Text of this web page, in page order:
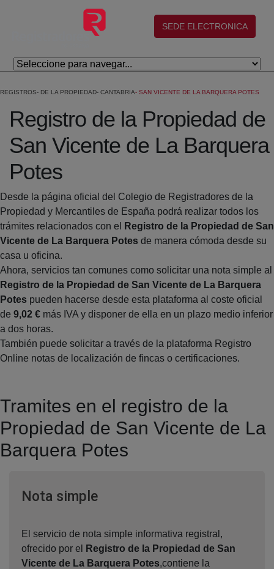
Salta al contingut principal
(abre en nueva ventana)
SEDE ELECTRONICA
REGISTROS DE LA PROPIEDAD CANTABRIA SAN VICENTE DE LA BARQUERA POTES
Registro de la Propiedad de
San Vicente de La Barquera
Potes
Desde la página oficial del Colegio de Registradores de la
Propiedad y Mercantiles de España podrá realizar todos los
trámites relacionados con el
Registro de la Propiedad de San
Vicente de La Barquera Potes de manera cómoda desde su
casa u oficina.
Ahora, servicios tan comunes como solicitar una nota simple al
Registro de la Propiedad de San Vicente de La Barquera
Potes pueden hacerse desde esta plataforma al coste oficial
de 9,02 € más IVA y disponer de ella en un plazo medio inferior
a dos horas.
También puede solicitar a través de la plataforma Registro
Online notas de localización de fincas o certificaciones.
Tramites en el registro de la
Propiedad de San Vicente de La
Barquera Potes
Nota simpleVentana nueva
El servicio de nota simple informativa registral,
ofrecido por el
Registro de la Propiedad de San
Vicente de La Barquera Potes,contiene la